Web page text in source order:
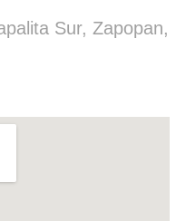
Sur, Zapopan,